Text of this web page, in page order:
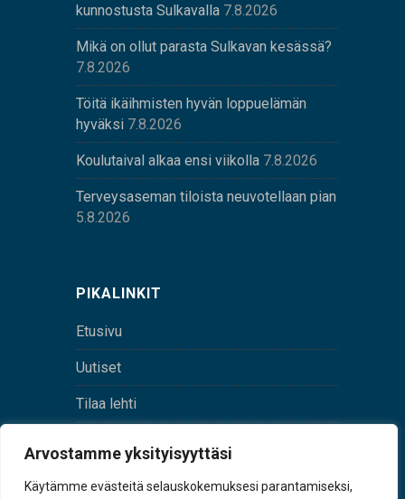
Arvostamme yksityisyyttäsi
Käytämme evästeitä selauskokemuksesi parantamiseksi,
kunnostusta Sulkavalla 7.8.2026
Mikä on ollut parasta Sulkavan kesässä?
7.8.2026
Töitä ikäihmisten hyvän loppuelämän
hyväksi 7.8.2026
Koulutaival alkaa ensi viikolla 7.8.2026
Terveysaseman tiloista neuvotellaan pian
5.8.2026
PIKALINKIT
Etusivu
Uutiset
Tilaa lehti